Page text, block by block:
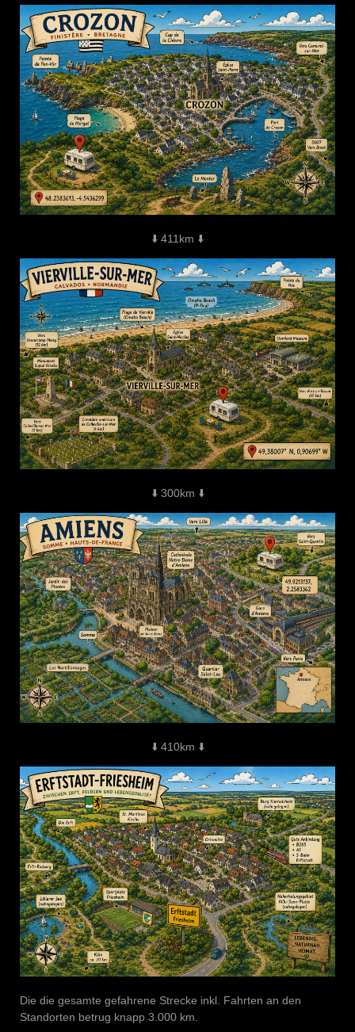
⬇️ 411km ⬇️
⬇️ 300km ⬇️
⬇️ 410km ⬇️
Die die gesamte gefahrene Strecke inkl. Fahrten an den
Standorten betrug knapp 3.000 km.